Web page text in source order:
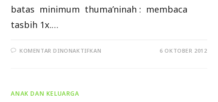
batas minimum thuma’ninah : membaca
tasbih 1x.…
KOMENTAR DINONAKTIFKAN 6 OKTOBER 2012
ANAK DAN KELUARGA